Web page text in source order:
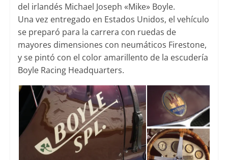
del irlandés Michael Joseph «Mike» Boyle.
Una vez entregado en Estados Unidos, el vehículo
se preparó para la carrera con ruedas de
mayores dimensiones con neumáticos Firestone,
y se pintó con el color amarillento de la escudería
Boyle Racing Headquarters.